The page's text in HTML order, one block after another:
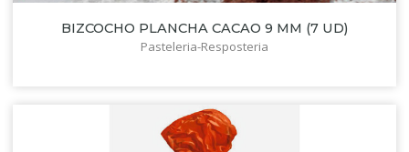
BIZCOCHO PLANCHA CACAO 9 MM (7 UD)
Pasteleria-Resposteria